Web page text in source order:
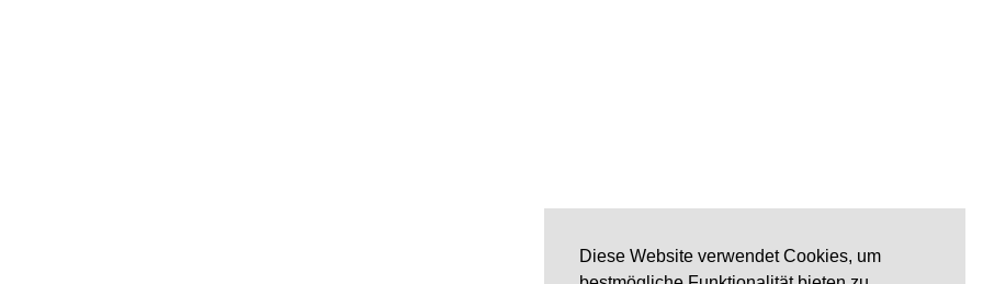
Diese Website verwendet Cookies, um